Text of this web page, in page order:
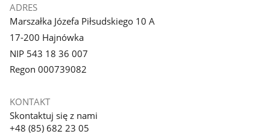
ADRES
Marszałka Józefa Piłsudskiego 10 A
17-200 Hajnówka
NIP 543 18 36 007
Regon 000739082
KONTAKT
Skontaktuj się z nami
+48 (85) 682 23 05